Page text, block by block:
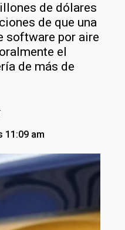
de dólares
de que una
software por aire
el
de más de
11:09 am